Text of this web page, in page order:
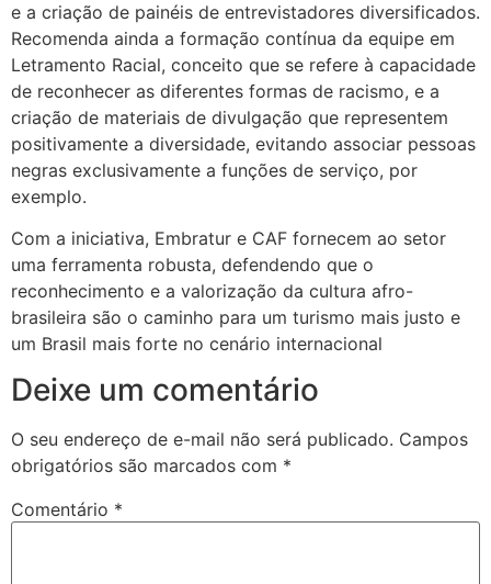
e a criação de painéis de entrevistadores diversificados.
Recomenda ainda a formação contínua da equipe em
Letramento Racial, conceito que se refere à capacidade
de reconhecer as diferentes formas de racismo, e a
criação de materiais de divulgação que representem
positivamente a diversidade, evitando associar pessoas
negras exclusivamente a funções de serviço, por
exemplo.
Com a iniciativa, Embratur e CAF fornecem ao setor
uma ferramenta robusta, defendendo que o
reconhecimento e a valorização da cultura afro-
brasileira são o caminho para um turismo mais justo e
um Brasil mais forte no cenário internacional
Deixe um comentário
O seu endereço de e-mail não será publicado. Campos
obrigatórios são marcados com *
Comentário *